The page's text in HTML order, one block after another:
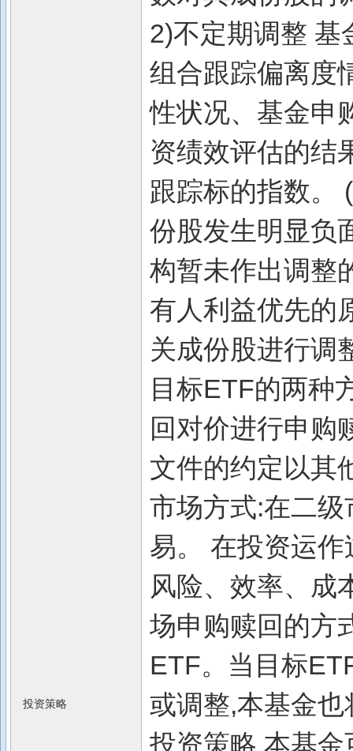
投资策略
2)不定期调整 基
组合跟踪偏离度
性状况、基金申
资绩效评估的结
跟踪标的指数。
份股发生明显负
构暂未作出调整
有人利益优先的
关成份股进行调
目标ETF的两种
回对价进行申购
文件的约定以其
市场方式:在二
易。 在投资运
风险、效率、成
场申购赎回的方
ETF。当目标
或调整,本基金
投资策略 本基